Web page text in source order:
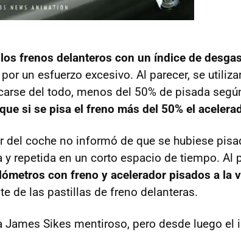
frenos delanteros con un índice de
un esfuerzo excesivo. Al parecer, se
del todo, menos del 50% de pisada
si se pisa el freno más del 50% el
del coche no informó de que se hubiese
repetida en un corto espacio de tiempo. Al
con freno y acelerador pisados a la
de las pastillas de freno delanteras.
James Sikes mentiroso, pero desde luego el